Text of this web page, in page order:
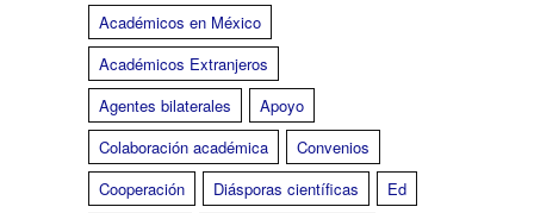
Académicos en México
Académicos Extranjeros
Agentes bilaterales
Apoyo
Colaboración académica
Convenios
Cooperación
Diásporas científicas
Ed